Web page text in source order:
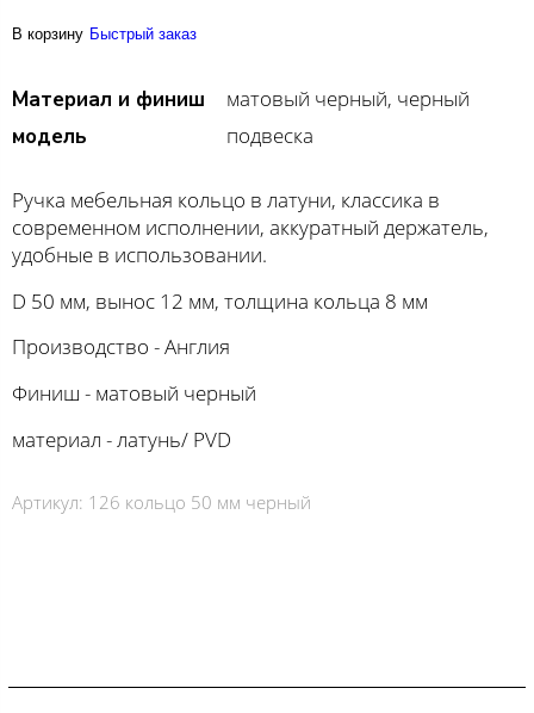
В корзину Быстрый заказ
Материал и финиш
матовый черный, черный
модель
подвеска
Ручка мебельная кольцо в латуни, классика в
современном исполнении, аккуратный держатель,
удобные в использовании.
D 50 мм, вынос 12 мм, толщина кольца 8 мм
Производство - Англия
Финиш - матовый черный
материал - латунь/ PVD
Артикул: 126 кольцо 50 мм черный